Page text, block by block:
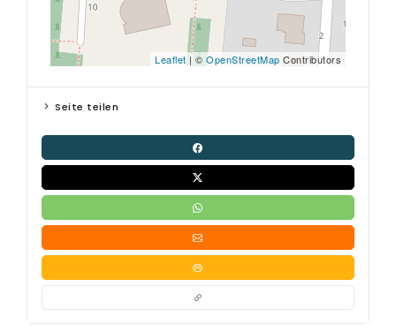
Leaflet | © OpenStreetMap Contributors
Seite teilen